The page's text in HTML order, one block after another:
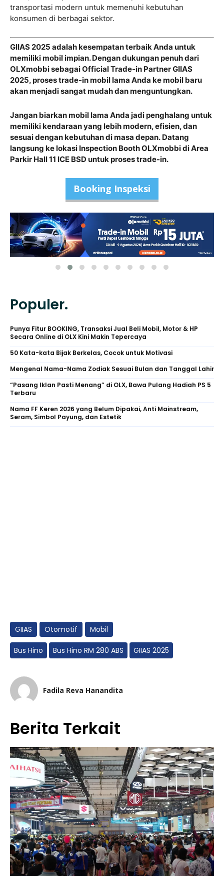
transportasi modern untuk memenuhi kebutuhan
konsumen di berbagai sektor.
GIIAS 2025 adalah kesempatan terbaik Anda untuk
memiliki mobil impian. Dengan dukungan penuh dari
OLXmobbi sebagai Official Trade-in Partner GIIAS
2025, proses trade-in mobil lama Anda ke mobil baru
akan menjadi sangat mudah dan menguntungkan.
Jangan biarkan mobil lama Anda jadi penghalang untuk
memiliki kendaraan yang lebih modern, efisien, dan
sesuai dengan kebutuhan di masa depan. Datang
langsung ke lokasi Inspection Booth OLXmobbi di Area
Parkir Hall 11 ICE BSD untuk proses trade-in.
Booking Inspeksi
Populer.
Punya Fitur BOOKING, Transaksi Jual Beli Mobil, Motor & HP
Secara Online di OLX Kini Makin Tepercaya
50 Kata-kata Bijak Berkelas, Cocok untuk Motivasi
Mengenal Nama-Nama Zodiak Sesuai Bulan dan Tanggal Lahir
“Pasang Iklan Pasti Menang” di OLX, Bawa Pulang Hadiah PS 5
Terbaru
Nama FF Keren 2026 yang Belum Dipakai, Anti Mainstream,
Seram, Simbol Payung, dan Estetik
GIIAS Otomotif Mobil
Bus Hino Bus Hino RM 280 ABS GIIAS 2025
Fadila Reva Hanandita
Berita Terkait